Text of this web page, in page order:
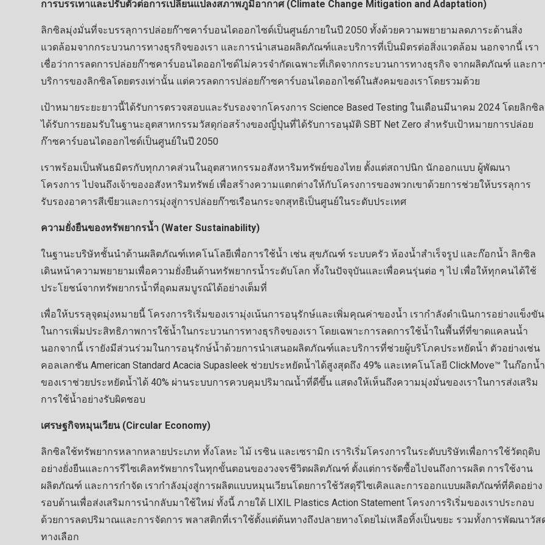
การบรรเทาและปรับตัวต่อการเปลี่ยนแปลงสภาพภูมิอากาศ (Climate Change Mitigation and Adaptation)
ลิกซิลมุ่งมั่นที่จะบรรลุการปล่อยก๊าซคาร์บอนไดออกไซด์เป็นศูนย์ภายในปี 2050 ทั้งด้วยความพยายามลดภาระด้านสิ่ง
แวดล้อมจากกระบวนการทางธุรกิจของเรา และการนำเสนอผลิตภัณฑ์และบริการที่เป็นมิตรต่อสิ่งแวดล้อม นอกจากนี้ เรา
เชื่อว่าการลดการปล่อยก๊าซคาร์บอนไดออกไซด์ไม่ควรจำกัดเฉพาะที่เกิดจากกระบวนการทางธุรกิจ จากผลิตภัณฑ์ และกา
บริการของลิกซิลโดยตรงเท่านั้น แต่ควรลดการปล่อยก๊าซคาร์บอนไดออกไซด์ในสังคมของเราโดยรวมด้วย
เป้าหมายระยะยาวนี้ได้รับการตรวจสอบและรับรองจากโครงการ Science Based Testing ในเดือนมีนาคม 2024 โดยลิกซิล
ได้รับการยอมรับในฐานะอุตสาหกรรมวัสดุก่อสร้างของญี่ปุ่นที่ได้รับการอนุมัติ SBT Net Zero สำหรับเป้าหมายการปล่อย
ก๊าซคาร์บอนไดออกไซด์เป็นศูนย์ในปี 2050
เราพร้อมเป็นพันธมิตรกับทุกภาคส่วนในอุตสาหกรรมอสังหาริมทรัพย์ของไทย ตั้งแต่สถาปนิก นักออกแบบ ผู้พัฒนา
โครงการ ไปจนถึงเจ้าของอสังหาริมทรัพย์ เพื่อสร้างความแตกต่างให้กับโครงการของพวกเขาด้วยการช่วยให้บรรลุการ
รับรองอาคารสีเขียวและการมุ่งสู่การปล่อยก๊าซเรือนกระจกสุทธิเป็นศูนย์ในระดับประเทศ
ความยั่งยืนของทรัพยากรน้ำ (Water Sustainability)
ในฐานะบริษัทชั้นนำด้านผลิตภัณฑ์เทคโนโลยีเพื่อการใช้น้ำ เช่น สุขภัณฑ์ ระบบครัว ห้องน้ำสำเร็จรูป และก๊อกน้ำ ลิกซิล
เดินหน้าความพยายามเพื่อความยั่งยืนด้านทรัพยากรน้ำระดับโลก ทั้งในปัจจุบันและเพื่อคนรุ่นต่อ ๆ ไป เพื่อให้ทุกคนได้ใช้
ประโยชน์จากทรัพยากรน้ำที่อุดมสมบูรณ์ได้อย่างเต็มที่
เพื่อให้บรรลุจุดมุ่งหมายนี้ โครงการริเริ่มของเรามุ่งเน้นการอนุรักษ์และเพิ่มคุณค่าของน้ำ เรากำลังดำเนินการอย่างแข็งขัน
ในการเพิ่มประสิทธิภาพการใช้น้ำในกระบวนการทางธุรกิจของเรา โดยเฉพาะการลดการใช้น้ำในพื้นที่ที่ขาดแคลนน้ำ
นอกจากนี้ เรายังมีส่วนร่วมในการอนุรักษ์น้ำด้วยการนำเสนอผลิตภัณฑ์และบริการที่ช่วยผู้บริโภคประหยัดน้ำ ตัวอย่างเช่น
คอลเลกชัน American Standard Acacia Supasleek ช่วยประหยัดน้ำได้สูงสุดถึง 49% และเทคโนโลยี ClickMove™ ในก๊อกน้ำ
ของเราช่วยประหยัดน้ำได้ 40% ผ่านระบบการควบคุมปริมาณน้ำที่ดีขึ้น แสดงให้เห็นถึงความมุ่งมั่นของเราในการส่งเสริม
การใช้น้ำอย่างรับผิดชอบ
เศรษฐกิจหมุนเวียน (Circular Economy)
ลิกซิลใช้ทรัพยากรหลากหลายประเภท ทั้งโลหะ ไม้ เรซิน และเซรามิก เราริเริ่มโครงการในระดับบริษัทเพื่อการใช้วัตถุดิบ
อย่างยั่งยืนและการรีไซเคิลทรัพยากรในทุกขั้นตอนของวงจรชีวิตผลิตภัณฑ์ ตั้งแต่การจัดซื้อไปจนถึงการผลิต การใช้งาน
ผลิตภัณฑ์ และการกำจัด เรากำลังมุ่งสู่การผลิตแบบหมุนเวียนโดยการใช้วัสดุรีไซเคิลและการออกแบบผลิตภัณฑ์ที่คิดอย่าง
รอบด้านเพื่อส่งเสริมการนำกลับมาใช้ใหม่ ทั้งนี้ ภายใต้ LIXIL Plastics Action Statement โครงการริเริ่มของเราประกอบ
ด้วยการลดปริมาณและการจัดการ พลาสติกที่เราใช้ตั้งแต่ต้นทางถึงปลายทางโดยไม่เหลือทิ้งเป็นขยะ รวมทั้งการพัฒนาวัส
ทางเลือก